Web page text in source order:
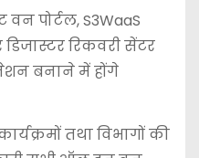
पोर्टल, S3WaaS
रिकवरी सेंटर
बनाने में होंगे
तथा विभागों की